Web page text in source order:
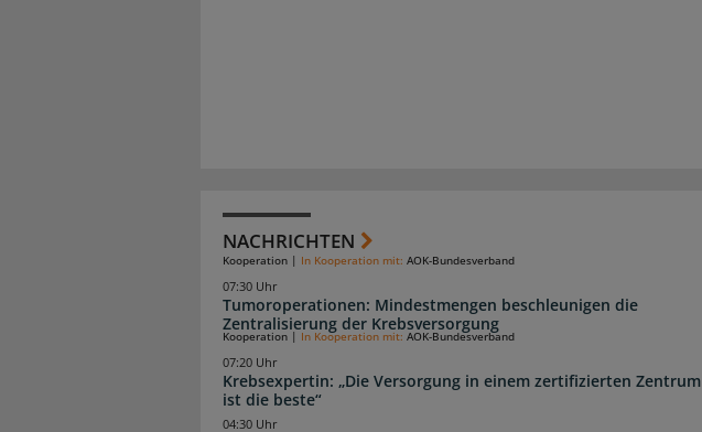
NACHRICHTEN
Tumoroperationen: Mindestmengen beschleunigen die
Zentralisierung der Krebsversorgung
Kooperation | In Kooperation mit: AOK-Bundesverband
07:30 Uhr
Krebsexpertin: „Die Versorgung in einem zertifizierten Zentrum
ist die beste“
Kooperation In Kooperation mit: AOK-Bundesverband
07:20 Uhr
04:30 Uhr